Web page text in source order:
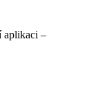
aplikaci –